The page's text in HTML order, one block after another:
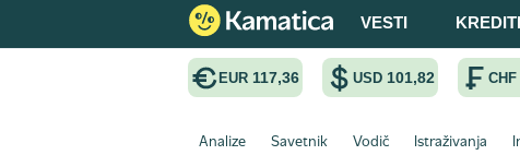
VESTI KREDITI
EUR 117,36 USD 101,82 CHF
Analize Savetnik Vodič Istraživanja